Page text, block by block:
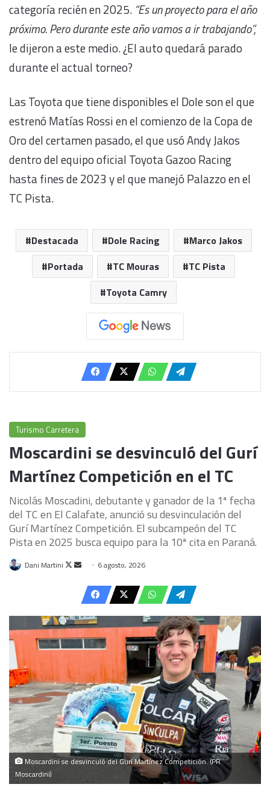
categoría recién en 2025. “Es un proyecto para el año
próximo. Pero durante este año vamos a ir trabajando”,
le dijeron a este medio. ¿El auto quedará parado
durante el actual torneo?
Las Toyota que tiene disponibles el Dole son el que
estrenó Matías Rossi en el comienzo de la Copa de
Oro del certamen pasado, el que usó Andy Jakos
dentro del equipo oficial Toyota Gazoo Racing
hasta fines de 2023 y el que manejó Palazzo en el
TC Pista.
Destacada Dole Racing
Marco Jakos
Portada
TC Mouras
TC Pista
Toyota Camry